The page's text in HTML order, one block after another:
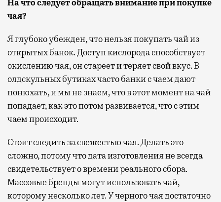
На что следует обращать внимание при покупке
чая?
Я глубоко убежден, что нельзя покупать чай из
открытых банок. Доступ кислорода способствует
окислению чая, он стареет и теряет свой вкус. В
олдскульных бутиках часто банки с чаем дают
понюхать, и мы не знаем, что в этот момент на чай
попадает, как это потом развивается, что с этим
чаем происходит.
Стоит следить за свежестью чая. Делать это
сложно, потому что дата изготовления не всегда
свидетельствует о времени реального сбора.
Массовые бренды могут использовать чай,
которому несколько лет. У черного чая достаточно